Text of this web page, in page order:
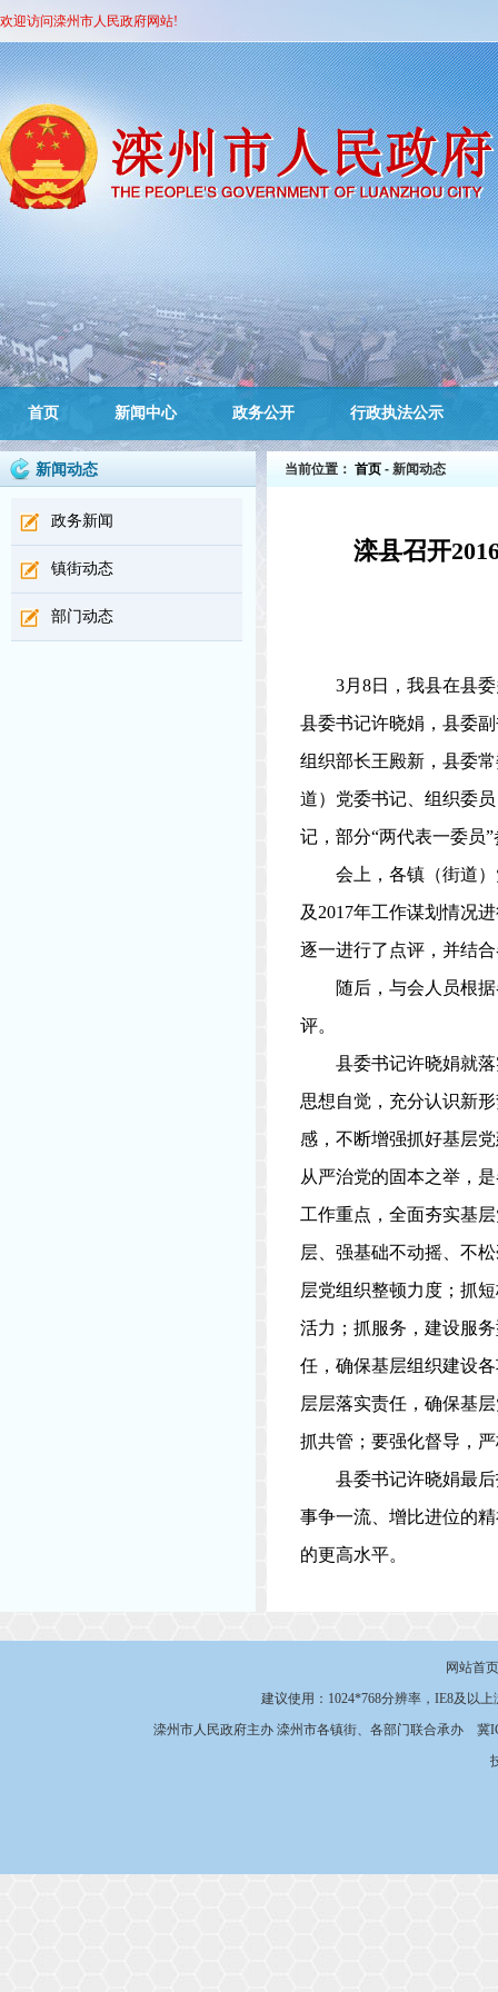
欢迎访问滦州市人民政府网站!
首页 新闻中心 政务公开 行政执法公示
新闻动态
政务新闻
镇街动态
部门动态
当前位置： 首页 - 新闻动态
滦县召开
3月 8日，我县在县
县委书记许晓娟，县委
组织部长王殿新，县委
道）党委书记、组织委
记，部分“两代表一委员
会上，各镇（街道
及 2017年工作谋划情况
逐一进行了点评，并结
随后，与会人员根
评。
县委书记许晓娟就
思想自觉，充分认识新
感，不断增强抓好基层
从严治党的固本之举，
工作重点，全面夯实基
层、强基础不动摇、不
层党组织整顿力度；抓
活力；抓服务，建设服
任，确保基层组织建设
层层落实责任，确保基
抓共管；要强化督导，
县委书记许晓娟最
事争一流、增比进位的
的更高水平。
网站首页
建议使用：1024*768分辨率，IE8及以
滦州市人民政府主办 滦州市各镇街、各部门联合承办 冀